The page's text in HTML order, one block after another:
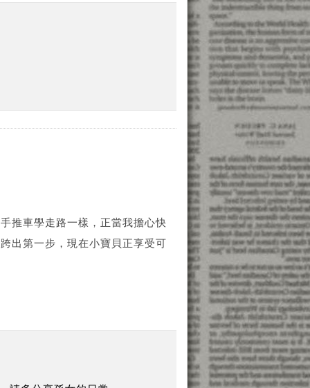
推車學走路一樣，正當我擔心快
出第一步，現在小寶貝正享受可